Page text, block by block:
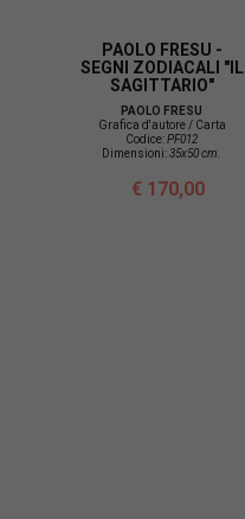
PAOLO FRESU -
SEGNI ZODIACALI "IL
SAGITTARIO"
PAOLO FRESU
Grafica d'autore / Carta
Codice:PF012
Dimensioni:35x50 cm.
€ 170,00